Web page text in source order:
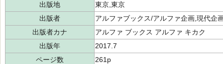
出版地
東京,東京
出版者
アルファブックス/アルファ企画,現代企
出版者カナ
アルファ ブックス アルファ キカク
出版年
2017.7
ページ数
261p